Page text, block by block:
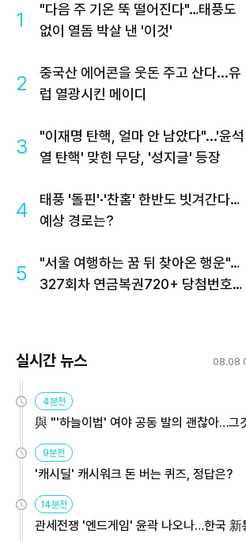
1
"다음 주 기온 뚝 떨어진다"…태풍도
없이 열돔 박살 낸 '이것'
2
중국산 에어콘을 웃돈 주고 산다...유
럽 열광시킨 메이디
3
"이재명 탄핵, 얼마 안 남았다"...'윤석
열 탄핵' 맞힌 무당, '성지글' 등장
4
태풍 '돌핀'·'찬홈' 한반도 빗겨간다…
예상 경로는?
5
"서울 여행하는 꿈 뒤 찾아온 행운"…
327회차 연금복권720+ 당첨번호조
실시간 뉴스 08.08
4분전
與 "'하늘이법' 여야 공동 발의 괜찮아…그
9분전
'캐시딜' 캐시워크 돈 버는 퀴즈, 정답은?
14분전
관세전쟁 '엔드게임' 윤곽 나오나…한국 新